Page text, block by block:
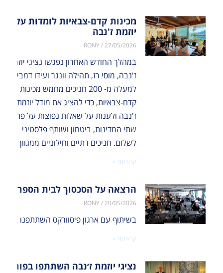
מכינות קדם-צבאיות לומדות על
יוזמת ז'נבה
RONY 27/05/2026
במהלך החודש האחרון נפגשו נציגי יוזמת
ז'נבה, מוסי רז, תהילה וונגר ועידו דמבין, עם
למעלה מ- 200 חניכים מחמש מכינות
קדם-צבאיות, כדי להציג את מודל יוזמת
ז'נבה ולענות על שאלות נפוצות על פתרון
שתי המדינות, ביטחון ושותף פלסטיני
לשלום. חניכים דתיים וחילוניים ממגוון
קרא עוד »
הרצאה על הסכסוך לבית הספר “טק
RONY 20/05/2026
בשיתוף עם ארגון פיסוורקס השתתפנו במפגש מקוון משותף, שחיבר בין פעילי שלום ישראלים ופלסטינים לבין 40 תלמידים מבית הספר טק ואלי
קרא עוד »
נציגי יוזמת ז׳נבה השתתפו